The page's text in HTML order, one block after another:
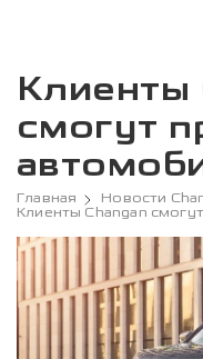
Клиенты
смогут
Главная
Новости
Клиенты Changan